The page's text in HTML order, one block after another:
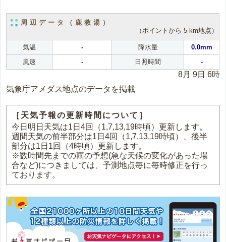
周辺データ（鹿教湯）
（ポイントから 5 km地点）
気温 - 降水量
0.0mm
風速
- 日照時間 -
8月 9日 6時
気象庁アメダス地点のデータを掲載
［天気予報の更新時間について］
今日明日天気は1日4回（1,7,13,19時頃）更新します。
週間天気の前半部分は1日4回（1,7,13,19時頃）、後半
部分は1日1回（4時頃）更新します。
※数時間先までの雨の予想(急な天候の変化があった場
合など)につきましては、予測地点毎に毎時修正を行っ
ております。